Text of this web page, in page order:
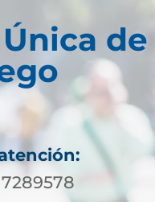
de